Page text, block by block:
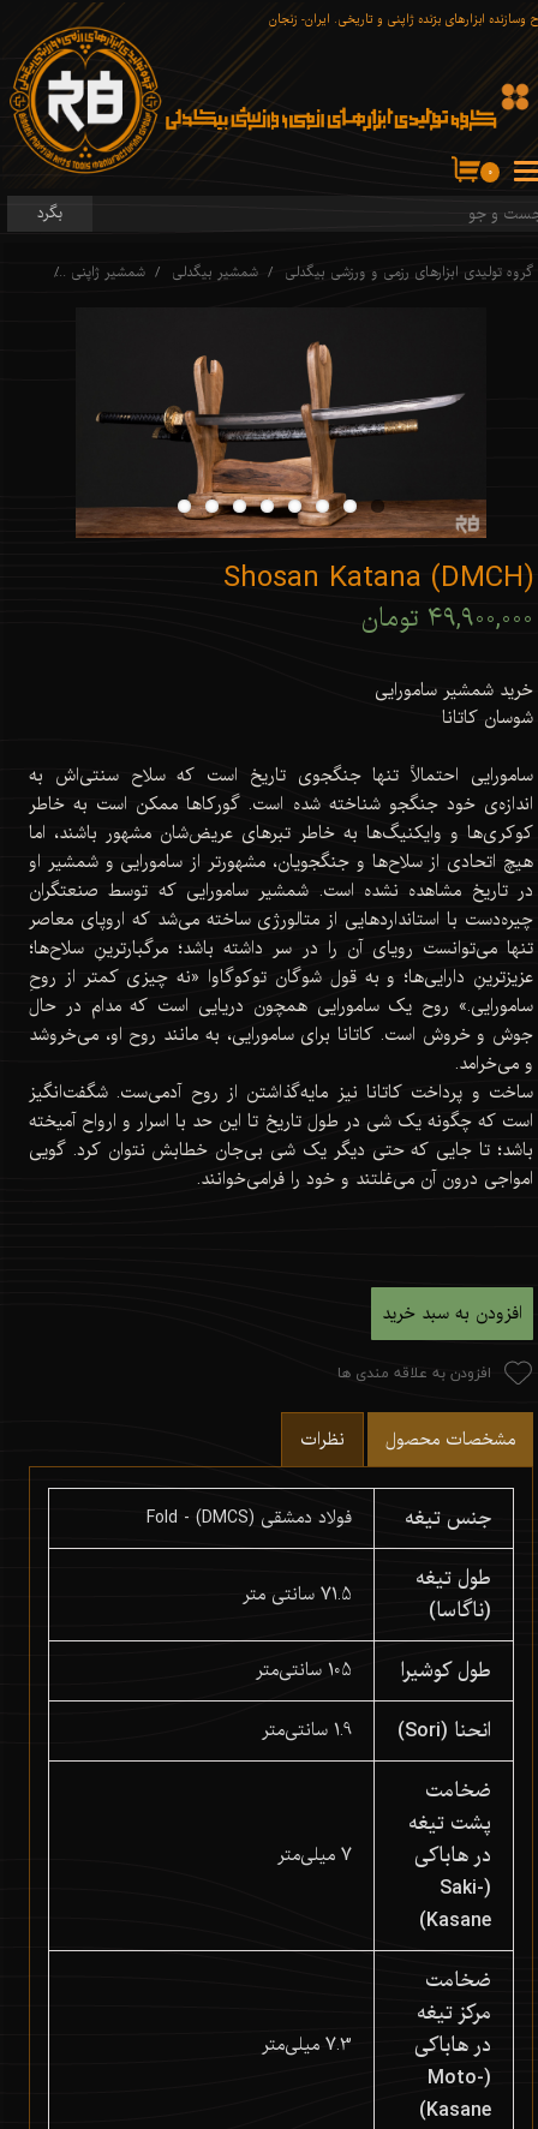
وسازنده ابزارهای برّنده ژاپنی و تاریخی. ایران- زنجان
۰
بگرد
گروه تولیدی ابزارهای رزمی و ورزشی بیگدلی شمشیر بیگدلی شمشیر ژاپنی
Shosan Katana (DMCH)
۴۹,۹۰۰,۰۰۰ تومان
خرید شمشیر سامورایی
شوسان کاتانا
سامورایی احتمالاً تنها جنگجوی تاریخ است که سلاح سنتی‌اش به
اندازه‌ی خود جنگجو شناخته شده است. گورکاها ممکن است به خاطر
کوکری‌ها و وایکنیگ‌ها به خاطر تبرهای عریض‌شان مشهور باشند، اما
هیچ اتحادی از سلاح‌ها و جنگجویان، مشهورتر از سامورایی و شمشیر او
در تاریخ مشاهده نشده است. شمشیر سامورایی که توسط صنعتگران
چیره‌دست با استانداردهایی از متالورژی ساخته می‌شد که اروپای معاصر
تنها می‌توانست رویای آن را در سر داشته باشد؛ مرگبارترینِ سلاح‌ها؛
عزیزترینِ دارایی‌ها؛ و به قول شوگان توکوگاوا «نه چیزی کمتر از روحِ
سامورایی.» روح یک سامورایی همچون دریایی است که مدام در حال
جوش و خروش است. کاتانا برای سامورایی، به مانند روح او، می‌خروشد
و می‌خرامد.
ساخت و پرداخت کاتانا نیز مایه‌گذاشتن از روح آدمی‌ست. شگفت‌انگیز
است که چگونه یک شی در طول تاریخ تا این حد با اسرار و ارواح آمیخته
باشد؛ تا جایی که حتی دیگر یک شی بی‌جان خطابش نتوان کرد. گویی
امواجی درون آن می‌غلتند و خود را فرامی‌خوانند.
افزودن به سبد خرید
افزودن به علاقه مندی ها
مشخصات محصول نظرات
جنس تیغه فولاد دمشقی (DMCS) - Fold
طول تیغه
(ناگاسا)
71.5 سانتی متر
طول کوشیرا 105 سانتی‌متر
انحنا (Sori) 1.9 سانتی‌متر
ضخامت
پشت تیغه
در هاباکی
(Saki-
Kasane)
7 میلی‌متر
ضخامت
مرکز تیغه
در هاباکی
(Moto-
Kasane)
7.3 میلی‌متر